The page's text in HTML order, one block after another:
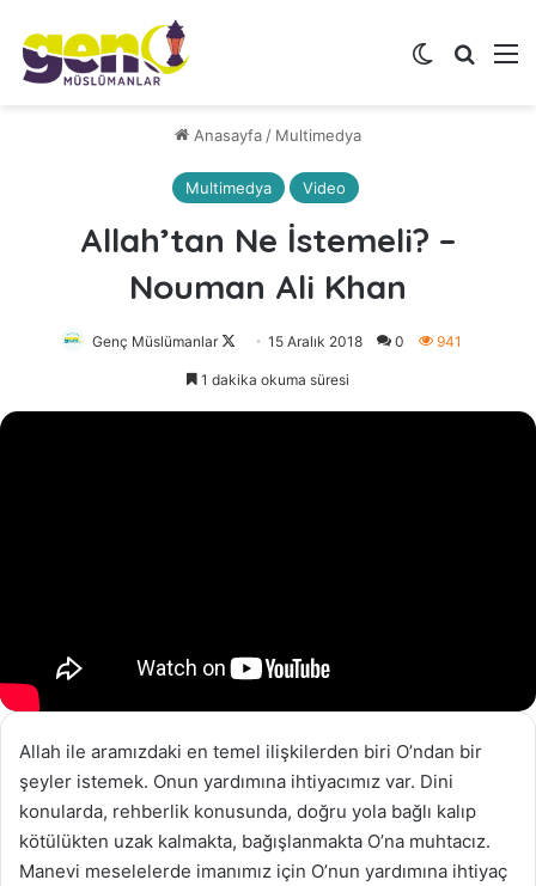
Dış
Anasayfa / Multimedya
Multimedya Video
Allah’tan Ne İstemeli? –
Nouman Ali Khan
Genç Müslümanlar
Follow
on
15 Aralık 2018 0 941
1 dakika okuma süresi
Allah ile aramızdaki en temel ilişkilerden biri O’ndan bir
şeyler istemek. Onun yardımına ihtiyacımız var. Dini
konularda, rehberlik konusunda, doğru yola bağlı kalıp
kötülükten uzak kalmakta, bağışlanmakta O’na muhtacız.
Manevi meselelerde imanımız için O’nun yardımına ihtiyaç